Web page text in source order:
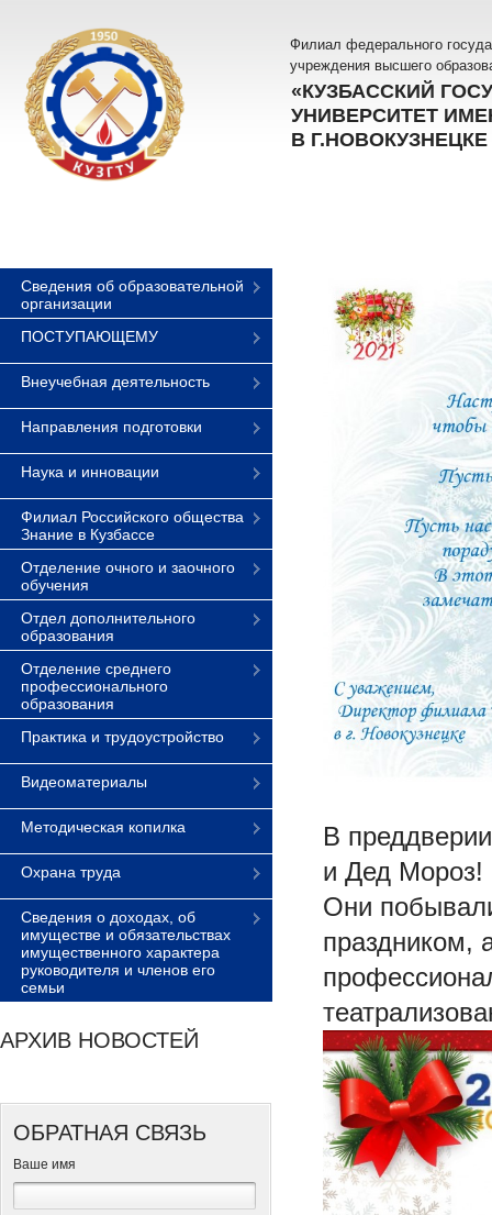
Филиал федерального
учреждения высшего
«КУЗБАССКИЙ
УНИВЕРСИТЕТ
В Г.НОВОКУЗНЕЦКЕ
Сведения об образовательной
организации
ПОСТУПАЮЩЕМУ
Внеучебная деятельность
Направления подготовки
Наука и инновации
Филиал Российского общества
Знание в Кузбассе
Отделение очного и заочного
обучения
Отдел дополнительного
образования
Отделение среднего
профессионального
образования
Практика и трудоустройство
Видеоматериалы
Методическая копилка
Охрана труда
Сведения о доходах, об
имуществе и обязательствах
имущественного характера
руководителя и членов его
семьи
АРХИВ НОВОСТЕЙ
ОБРАТНАЯ СВЯЗЬ
Ваше имя
В
и Дед Мороз!
Они
праздником,